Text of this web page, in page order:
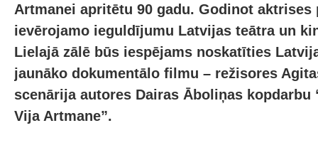
Artmanei apritētu 90 gadu. Godinot aktrises
ievērojamo ieguldījumu Latvijas teātra un
Lielajā zālē būs iespējams noskatīties
jaunāko dokumentālo filmu – režisores
scenārija autores Dairas Āboliņas kopdarbu
Vija Artmane”.